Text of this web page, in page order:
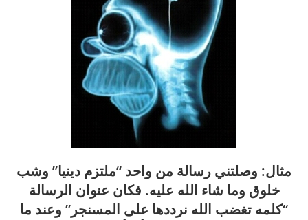
مثال: وصلتني رسالة من واحد “ملتزم دينيا” وشب
خلوق وما شاء الله عليه. فكان عنوان الرسالة
“كلمه تغضب الله نرددها على المسنجر” وعند ما